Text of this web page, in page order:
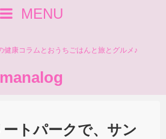
MENU
健康コラムとおうちごはんと旅とグルメ♪
manalog
トパークで、サン